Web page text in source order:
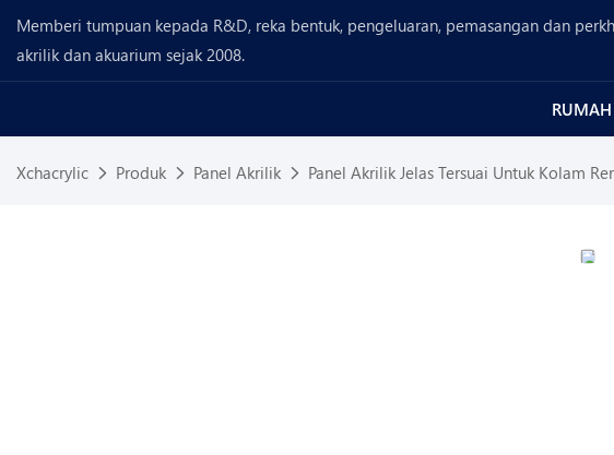
Memberi tumpuan kepada R&D, reka bentuk, pengeluaran, pemasangan dan
akrilik dan akuarium sejak 2008.
RUMAH
Xchacrylic Produk Panel Akrilik Panel Akrilik Jelas Tersuai Untuk Kolam